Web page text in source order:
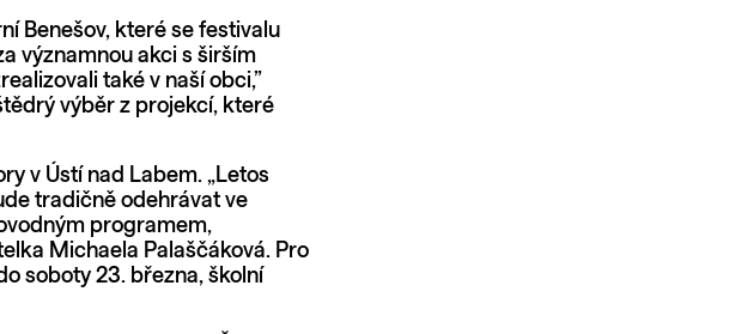
Benešov, které se festivalu
významnou akci s širším
také v naší obci,”
výběr z projekcí, které
v Ústí nad Labem. „Letos
tradičně odehrávat ve
programem,
Michaela Palaščáková. Pro
soboty 23. března, školní